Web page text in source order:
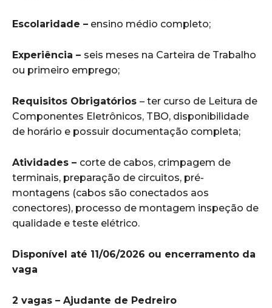
Escolaridade – ensino médio completo;
Experiência – seis meses na Carteira de Trabalho
ou primeiro emprego;
Requisitos Obrigatórios – ter curso de Leitura de
Componentes Eletrônicos, TBO, disponibilidade
de horário e possuir documentação completa;
Atividades – corte de cabos, crimpagem de
terminais, preparação de circuitos, pré-
montagens (cabos são conectados aos
conectores), processo de montagem inspeção de
qualidade e teste elétrico.
Disponível até 11/06/2026 ou encerramento da
vaga
2 vagas – Ajudante de Pedreiro